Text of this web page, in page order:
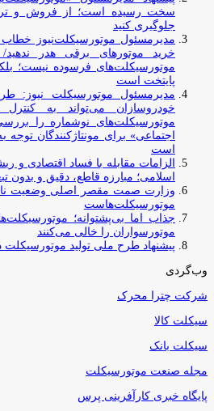
سخت رسیده است؛ از فروش و
جلوگیری کنید
مدیرمسئول موتورسیکلت‌نیوز
خرید موتورهای برقی هدر
موتورسیکلت‌های فرسوده نیست؛
پایتخت است
مدیرمسئول موتورسیکلت نیوز:
خودروسازان می‌تواند به کنترل
موتورسیکلت‌های نوشماره را
اجتماعی» برای مونتاژکنندگان
است
الزامات مقابله با فساد اقتصادی و
اسلامی؛ مبارزه قاطع، دقیق و بدون
وزارت صمت مقصر اصلی وضعیت
موتورسیکلت‌هاست
جذاب اما بی‌پشتوانه؛
موتورسواران را خالی می‌کنند
پیشنهاد طرح ملی تولید
وب‌گردی
شرکت چترا محرک
سیکلت کالا
سیکلت بانک
مجله صنعت موتورسیکلت
پایگاه خبری کارآفرینی پرس